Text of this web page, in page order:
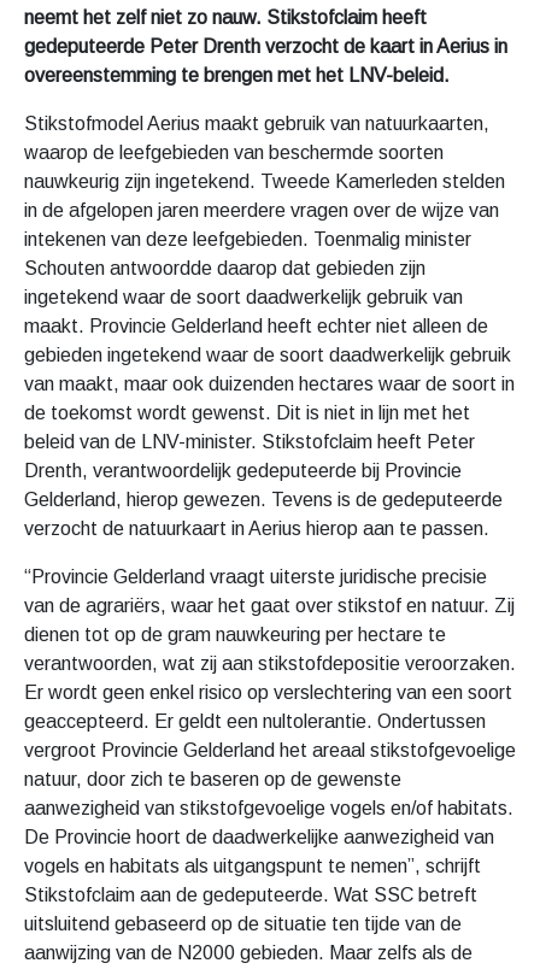
neemt het zelf niet zo nauw. Stikstofclaim heeft
gedeputeerde Peter Drenth verzocht de kaart in Aerius in
overeenstemming te brengen met het LNV-beleid.
Stikstofmodel Aerius maakt gebruik van natuurkaarten,
waarop de leefgebieden van beschermde soorten
nauwkeurig zijn ingetekend. Tweede Kamerleden stelden
in de afgelopen jaren meerdere vragen over de wijze van
intekenen van deze leefgebieden. Toenmalig minister
Schouten antwoordde daarop dat gebieden zijn
ingetekend waar de soort daadwerkelijk gebruik van
maakt. Provincie Gelderland heeft echter niet alleen de
gebieden ingetekend waar de soort daadwerkelijk gebruik
van maakt, maar ook duizenden hectares waar de soort in
de toekomst wordt gewenst. Dit is niet in lijn met het
beleid van de LNV-minister. Stikstofclaim heeft Peter
Drenth, verantwoordelijk gedeputeerde bij Provincie
Gelderland, hierop gewezen. Tevens is de gedeputeerde
verzocht de natuurkaart in Aerius hierop aan te passen.
“Provincie Gelderland vraagt uiterste juridische precisie
van de agrariërs, waar het gaat over stikstof en natuur. Zij
dienen tot op de gram nauwkeuring per hectare te
verantwoorden, wat zij aan stikstofdepositie veroorzaken.
Er wordt geen enkel risico op verslechtering van een soort
geaccepteerd. Er geldt een nultolerantie. Ondertussen
vergroot Provincie Gelderland het areaal stikstofgevoelige
natuur, door zich te baseren op de gewenste
aanwezigheid van stikstofgevoelige vogels en/of habitats.
De Provincie hoort de daadwerkelijke aanwezigheid van
vogels en habitats als uitgangspunt te nemen”, schrijft
Stikstofclaim aan de gedeputeerde. Wat SSC betreft
uitsluitend gebaseerd op de situatie ten tijde van de
aanwijzing van de N2000 gebieden. Maar zelfs als de